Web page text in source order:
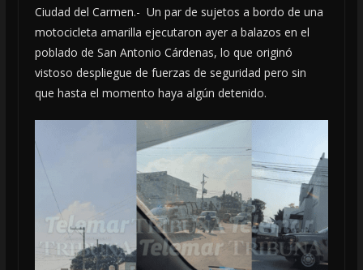
Ciudad del Carmen.- Un par de sujetos a bordo de una
motocicleta amarilla ejecutaron ayer a balazos en el
poblado de San Antonio Cárdenas, lo que originó
vistoso despliegue de fuerzas de seguridad pero sin
que hasta el momento haya algún detenido.